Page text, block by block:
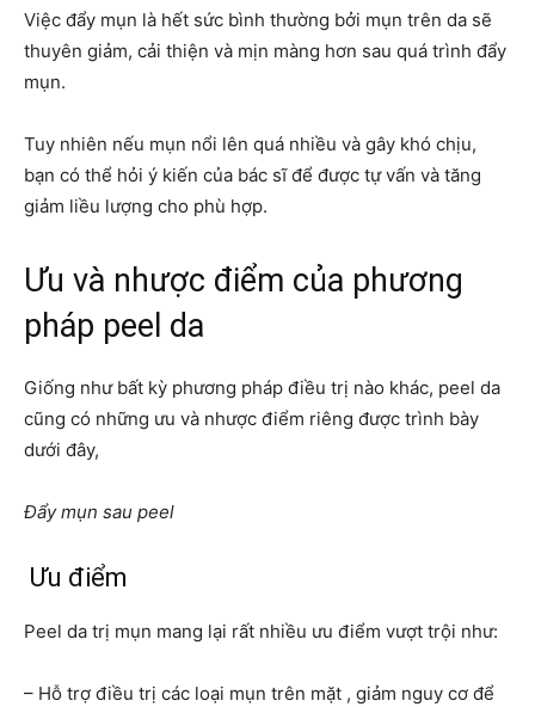
Việc đẩy mụn là hết sức bình thường bởi mụn trên da sẽ
thuyên giảm, cải thiện và mịn màng hơn sau quá trình đẩy
mụn.
Tuy nhiên nếu mụn nổi lên quá nhiều và gây khó chịu,
bạn có thể hỏi ý kiến của bác sĩ để được tự vấn và tăng
giảm liều lượng cho phù hợp.
Ưu và nhược điểm của phương
pháp peel da
Giống như bất kỳ phương pháp điều trị nào khác, peel da
cũng có những ưu và nhược điểm riêng được trình bày
dưới đây,
Đẩy mụn sau peel
Ưu điểm
Peel da trị mụn mang lại rất nhiều ưu điểm vượt trội như:
– Hỗ trợ điều trị các loại mụn trên mặt , giảm nguy cơ để